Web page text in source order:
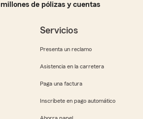
de pólizas y cuentas
Servicios
Presenta un reclamo
Asistencia en la carretera
Paga una factura
Inscríbete en pago automático